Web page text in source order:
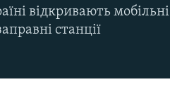
відкривають мобільні
станції